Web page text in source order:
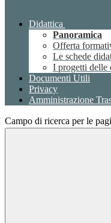
Didattica
Panoramica
Offerta
Le schede
I progetti delle
Documenti Utili
Privacy
Amministrazione
Campo di ricerca per le